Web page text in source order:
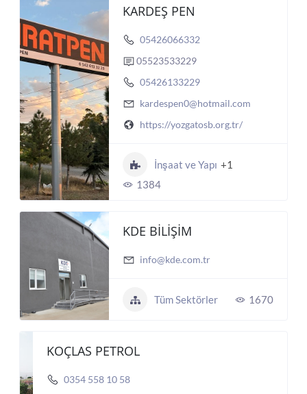
KARDEŞ PEN
05426066332
05523533229
05426133229
kardespen0@hotmail.com
https://yozgatosb.org.tr/
İnşaat ve Yapı +1
1384
KDE BİLİŞİM
info@kde.com.tr
Tüm Sektörler 1670
KOÇLAS PETROL
0354 558 10 58